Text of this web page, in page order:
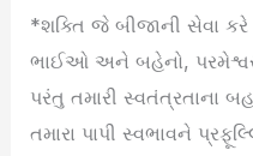
*શક્તિ જે બીજાની સેવા કરે
ભાઈઓ અને બહેનો,
પરંતુ તમારી સ્વતંત્રતાના
તમારા પાપી સ્વભાવને
છે,
પોતાની
નહીં